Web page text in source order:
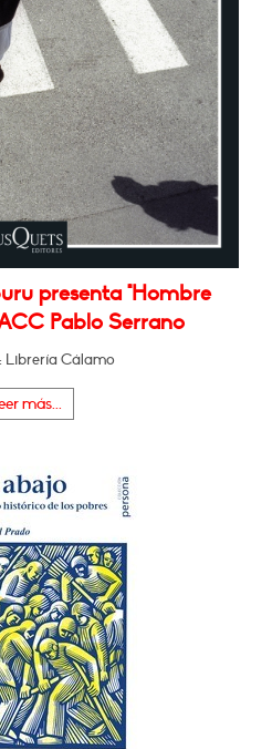
presenta "Hombre
Pablo Serrano
Librería Cálamo
más...